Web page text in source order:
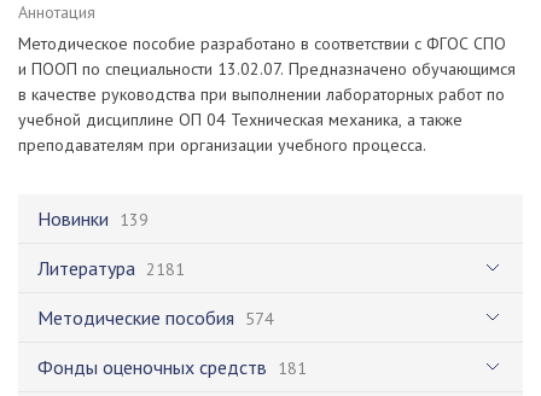
Новинки 139
Литература 2181
Методические пособия 574
Фонды оценочных средств 181
Аннотация
Методическое пособие разработано в соответствии с ФГОС СПО
и ПООП по специальности 13.02.07. Предназначено обучающимся
в качестве руководства при выполнении лабораторных работ по
учебной дисциплине ОП 04 Техническая механика, а также
преподавателям при организации учебного процесса.